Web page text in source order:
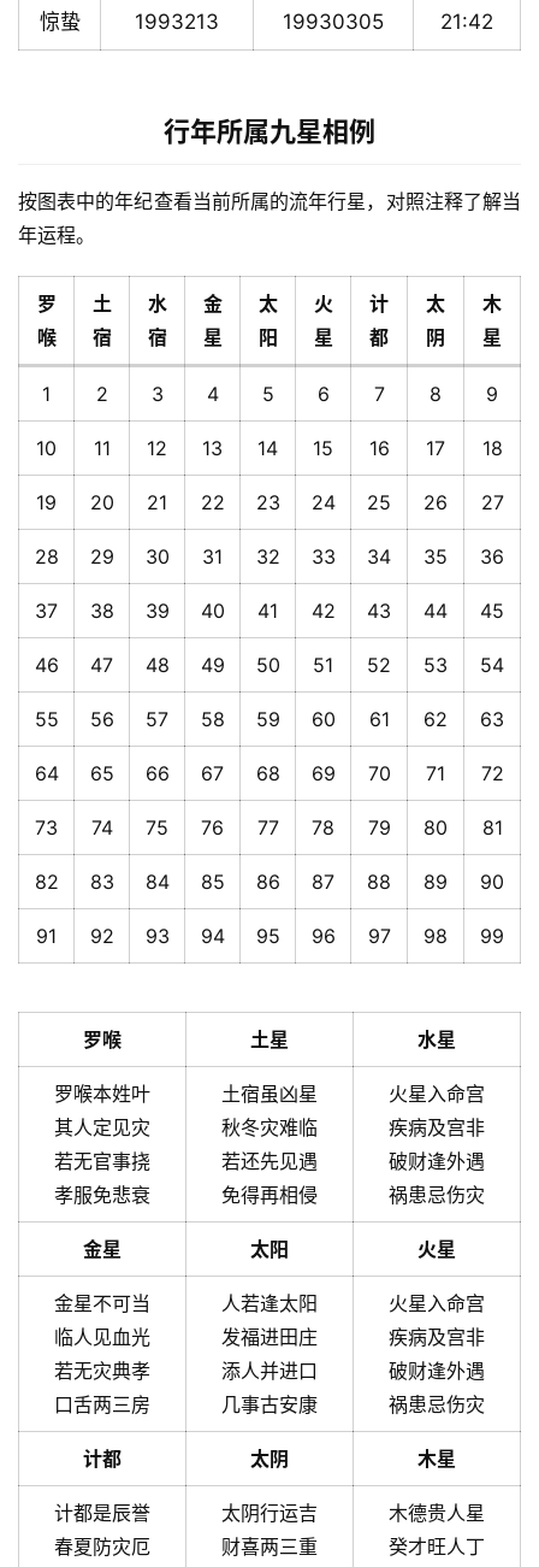
惊蛰 1993213 19930305 21:42
行年所属九星相例
按图表中的年纪查看当前所属的流年行星，对照注释了解当
年运程。
罗
喉
土
宿
水
宿
金
星
太
阳
火
星
计
都
太
阴
木
星
1 2 3 4 5 6 7 8 9
10 11 12 13 14 15 16 17 18
19 20 21 22 23 24 25 26 27
28 29 30 31 32 33 34 35 36
37 38 39 40 41 42 43 44 45
46 47 48 49 50 51 52 53 54
55 56 57 58 59 60 61 62 63
64 65 66 67 68 69 70 71 72
73 74 75 76 77 78 79 80 81
82 83 84 85 86 87 88 89 90
91 92 93 94 95 96 97 98 99
罗喉 土星 水星
罗喉本姓叶
其人定见灾
若无官事挠
孝服免悲衰
土宿虽凶星
秋冬灾难临
若还先见遇
免得再相侵
火星入命宫
疾病及宫非
破财逢外遇
祸患忌伤灾
金星 太阳 火星
金星不可当
临人见血光
若无灾典孝
口舌两三房
人若逢太阳
发福进田庄
添人并进口
几事古安康
火星入命宫
疾病及宫非
破财逢外遇
祸患忌伤灾
计都 太阴 木星
计都是辰誉
春夏防灾厄
太阴行运吉
财喜两三重
木德贵人星
癸才旺人丁